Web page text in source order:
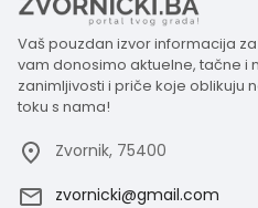
Vaš pouzdan izvor informacija
vam donosimo aktuelne, tačne i
zanimljivosti i priče koje oblikuju
toku s nama!
Zvornik, 75400
zvornicki@gmail.com